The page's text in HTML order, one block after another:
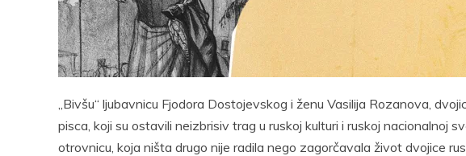
„Bivšu“ ljubavnicu Fjodora Dostojevskog i ženu Vasilija Rozanova,
pisca, koji su ostavili neizbrisiv trag u ruskoj kulturi i ruskoj nacionalnoj
otrovnicu, koja ništa drugo nije radila nego zagorčavala život dvojice